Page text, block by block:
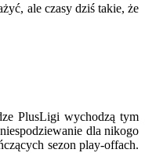
ale czasy dziś takie, że
PlusLigi wychodzą tym
dla nikogo
sezon play-offach.